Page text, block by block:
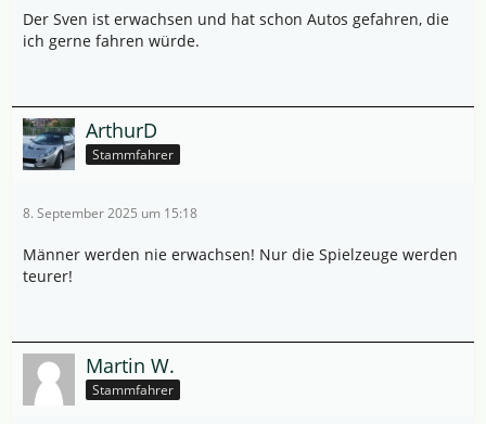
Der Sven ist erwachsen und hat schon Autos gefahren, die
ich gerne fahren würde.
ArthurD
Stammfahrer
8. September 2025 um 15:18
Männer werden nie erwachsen! Nur die Spielzeuge werden
teurer!
Martin W.
Stammfahrer